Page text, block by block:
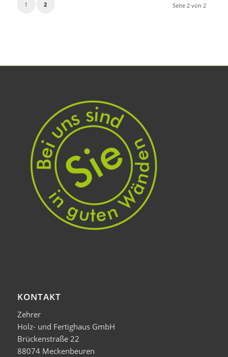
Seite 2 von 2
1 2
KONTAKT
Zehrer
Holz- und Fertighaus GmbH
Brückenstraße 22
88074 Meckenbeuren